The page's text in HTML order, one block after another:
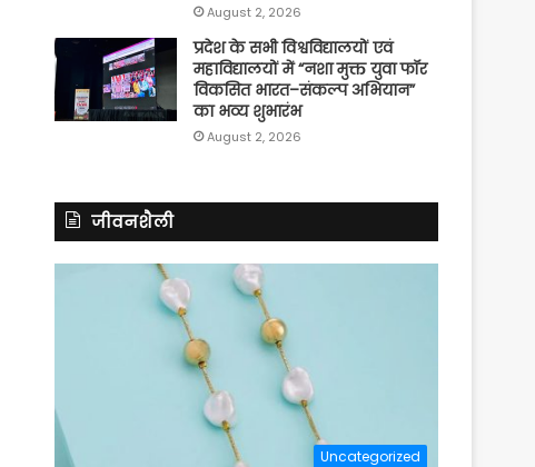
August 2, 2026
प्रदेश के सभी विश्वविद्यालयों एवं
महाविद्यालयों में “नशा मुक्त युवा फॉर
विकसित भारत–संकल्प अभियान”
का भव्य शुभारंभ
August 2, 2026
जीवनशैली
Uncategorized